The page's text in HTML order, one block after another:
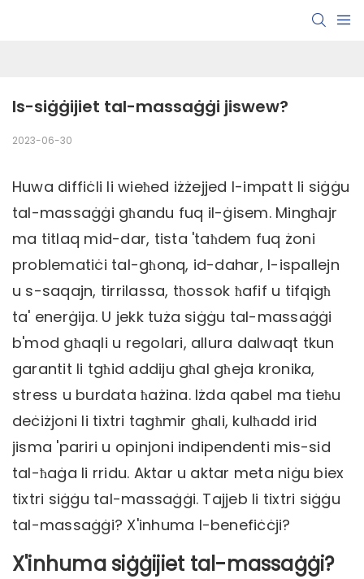
Is-siġġijiet tal-massaġġi jiswew?
2023-06-30
Huwa diffiċli li wieħed iżżejjed l-impatt li siġġu
tal-massaġġi għandu fuq il-ġisem. Mingħajr
ma titlaq mid-dar, tista 'taħdem fuq żoni
problematiċi tal-għonq, id-dahar, l-ispallejn
u s-saqajn, tirrilassa, tħossok ħafif u tifqigħ
ta' enerġija. U jekk tuża siġġu tal-massaġġi
b'mod għaqli u regolari, allura dalwaqt tkun
garantit li tgħid addiju għal għeja kronika,
stress u burdata ħażina. Iżda qabel ma tieħu
deċiżjoni li tixtri tagħmir għali, kulħadd irid
jisma 'pariri u opinjoni indipendenti mis-sid
tal-ħaġa li rridu. Aktar u aktar meta niġu biex
tixtri siġġu tal-massaġġi. Tajjeb li tixtri siġġu
tal-massaġġi? X'inhuma l-benefiċċji?
X'inhuma siġġijiet tal-massaġġi?